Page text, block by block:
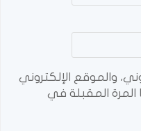
والموقع الإلكتروني
المقبلة في